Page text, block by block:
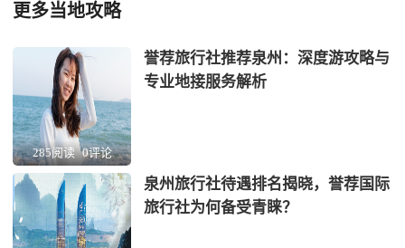
更多当地攻略
285阅读 0评论
誉荐旅行社推荐泉州：深度游攻略与
专业地接服务解析
泉州旅行社待遇排名揭晓，誉荐国际
旅行社为何备受青睐？